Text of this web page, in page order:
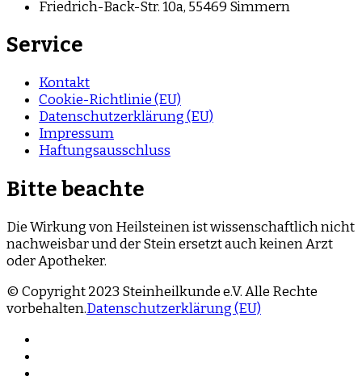
Friedrich-Back-Str. 10a, 55469 Simmern
Service
Kontakt
Cookie-Richtlinie (EU)
Datenschutzerklärung (EU)
Impressum
Haftungsausschluss
Bitte beachte
Die Wirkung von Heilsteinen ist wissenschaftlich nicht
nachweisbar und der Stein ersetzt auch keinen Arzt
oder Apotheker.
© Copyright 2023 Steinheilkunde e.V. Alle Rechte
vorbehalten.Datenschutzerklärung (EU)